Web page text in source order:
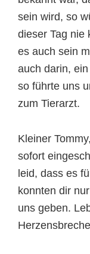
sein wird, so
dieser Tag nie
es auch sein
auch darin,
so führte uns
zum Tierarzt.
Kleiner
sofort
leid, dass es
konnten dir
uns geben.